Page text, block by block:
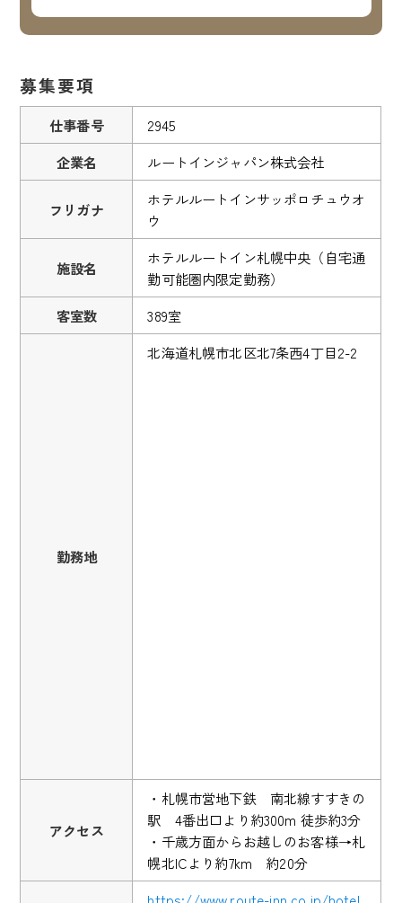
募集要項
仕事番号
2945
企業名
ルートインジャパン株式会社
フリガナ
ホテルルートインサッポロチュウオ
ウ
施設名
ホテルルートイン札幌中央（自宅通
勤可能圏内限定勤務）
客室数
389室
勤務地
北海道札幌市北区北7条西4丁目2-2
アクセス
・札幌市営地下鉄 南北線すすきの
駅 4番出口より約300m 徒歩約3分
・千歳方面からお越しのお客様→札
幌北ICより約7km 約20分
https://www.route-inn.co.jp/hotel